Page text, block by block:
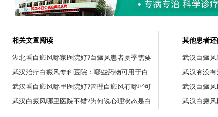
相关文章阅读
湖北看白癜风哪家医院好?白癜风患者夏季需要
武汉治疗白癜风专科医院：哪些药物可用于白
武汉看白癜风哪里医院好?管理白癜风有哪些可
武汉白癜风哪里医院不错?为何说心理状态是白
其他患者
武汉白癜
武汉有没
武汉白癜
武汉白癜